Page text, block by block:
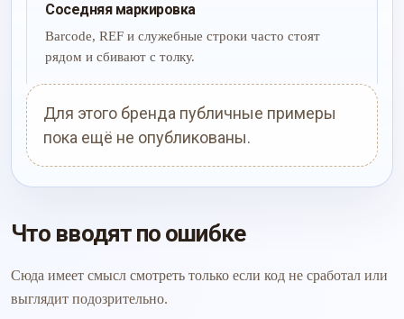
Соседняя маркировка
Barcode, REF и служебные строки часто стоят
рядом и сбивают с толку.
Для этого бренда публичные примеры
пока ещё не опубликованы.
Что вводят по ошибке
Сюда имеет смысл смотреть только если код не сработал или
выглядит подозрительно.